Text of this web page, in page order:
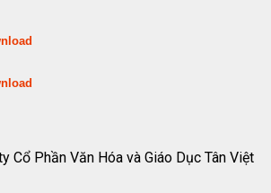
Cổ Phần Văn Hóa và Giáo Dục Tân Việt